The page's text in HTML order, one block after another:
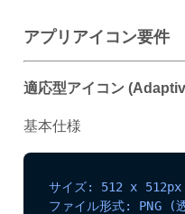
アプリアイコン要件
適応型アイコン
基本仕様
サイズ: 512 x
ファイル形式: PNG (